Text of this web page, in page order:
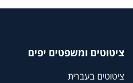
ציטוטים ומשפטים יפים
ציטוטים בעברית